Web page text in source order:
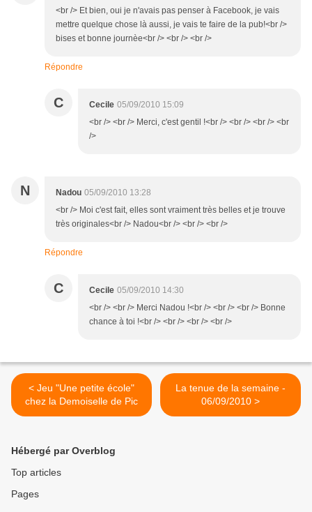
<br /> Et bien, oui je n'avais pas penser à Facebook, je vais
mettre quelque chose là aussi, je vais te faire de la pub!<br />
bises et bonne journèe<br /> <br /> <br />
Répondre
C Cecile 05/09/2010 15:09
<br /> <br /> Merci, c'est gentil !<br /> <br /> <br /> <br
/>
N Nadou 05/09/2010 13:28
<br /> Moi c'est fait, elles sont vraiment très belles et je trouve
très originales<br /> Nadou<br /> <br /> <br />
Répondre
C Cecile 05/09/2010 14:30
<br /> <br /> Merci Nadou !<br /> <br /> <br /> Bonne
chance à toi !<br /> <br /> <br /> <br />
< Jeu "Une petite école"
chez la Demoiselle de Pic
La tenue de la semaine -
06/09/2010 >
Hébergé par Overblog
Top articles
Pages